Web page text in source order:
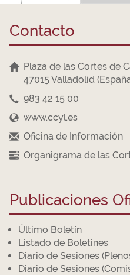
Contacto
Plaza de las Cortes de
47015 Valladolid
983 42 15 00
www.ccyl.es
Oficina de Información
Organigrama de las
Publicaciones
Último Boletín
Listado de Boletines
Diario de Sesiones
Diario de Sesiones